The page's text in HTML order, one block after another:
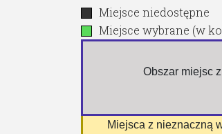
Miejsce niedostępne
Miejsce wybrane (w
Obszar miejsc
Miejsca z nieznaczną